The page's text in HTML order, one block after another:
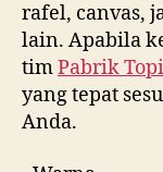
rafel, canvas,
lain. Apabila
timPabrik
yang tepat
Anda.